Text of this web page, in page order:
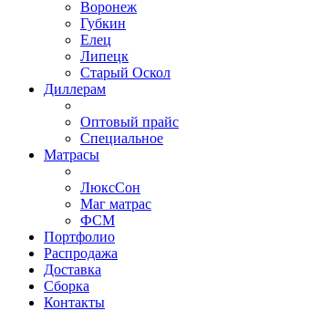
Воронеж
Губкин
Елец
Липецк
Старый Оскол
Диллерам
Оптовый прайс
Специальное
Матрасы
ЛюксСон
Маг матрас
ФСМ
Портфолио
Распродажа
Доставка
Сборка
Контакты